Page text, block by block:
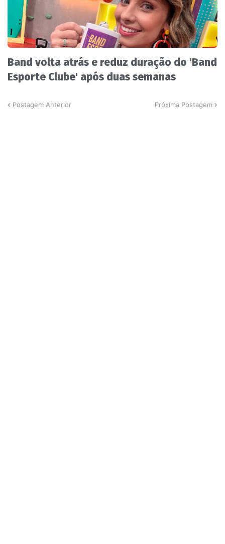
Band volta atrás e reduz duração do 'Band
Esporte Clube' após duas semanas
Postagem Anterior Próxima Postagem